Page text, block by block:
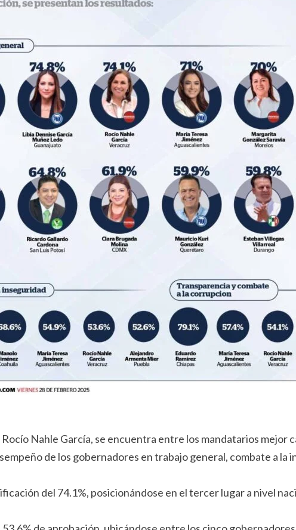
Nahle García, se encuentra entre los mandatarios mejor
de los gobernadores en trabajo general, combate a la
del 74.1%, posicionándose en el tercer lugar a nivel